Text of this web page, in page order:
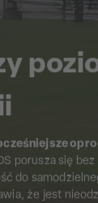
porusza się
do
że jest